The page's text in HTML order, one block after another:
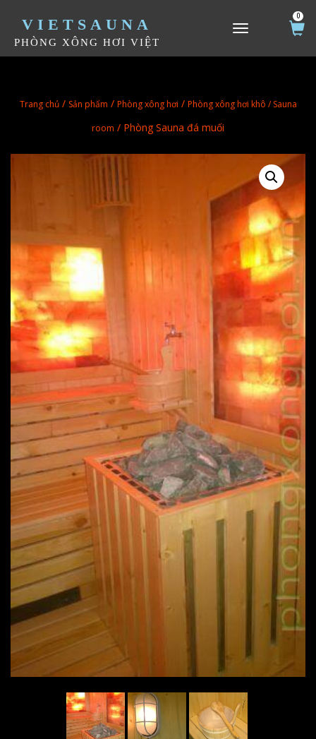
VIETSAUNA
PHÒNG XÔNG HƠI VIỆT
TOGGLE NAVIGATION
0
Trang chủ/ Sản phẩm / Phòng xông hơi / Phòng xông hơi khô / Sauna
room / Phòng Sauna đá muối